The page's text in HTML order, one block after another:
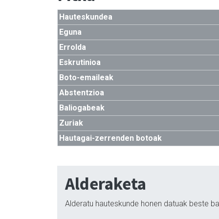
Hauteskundea
Eguna
Errolda
Eskrutinioa
Boto-emaileak
Abstentzioa
Baliogabeak
Zuriak
Hautagai-zerrenden botoak
Alderaketa
Alderatu hauteskunde honen datuak beste